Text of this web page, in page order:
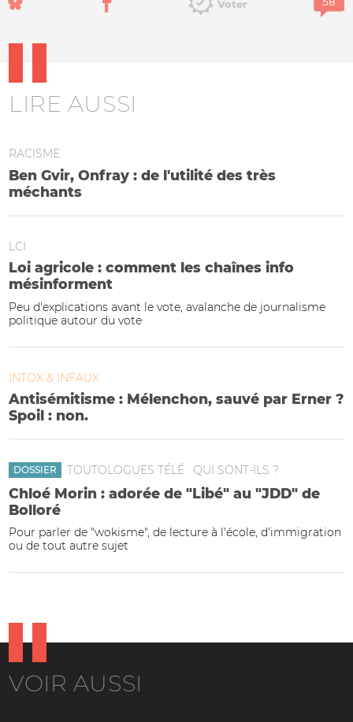
Voter
LIRE AUSSI
RACISME
Ben Gvir, Onfray : de l'utilité des très
méchants
LCI
Loi agricole : comment les chaînes info
mésinforment
Peu d'explications avant le vote, avalanche de journalisme
politique autour du vote
INTOX & INFAUX
Antisémitisme : Mélenchon, sauvé par Erner ?
Spoil : non.
DOSSIER TOUTOLOGUES TÉLÉ : QUI SONT-ILS ?
Chloé Morin : adorée de "Libé" au "JDD" de
Bolloré
Pour parler de "wokisme", de lecture à l'école, d'immigration
ou de tout autre sujet
VOIR AUSSI